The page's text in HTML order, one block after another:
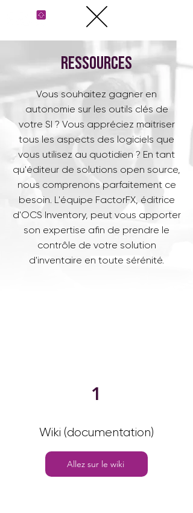
ressources
Vous souhaitez gagner en
autonomie sur les outils clés de
votre SI ? Vous appréciez maitriser
tous les aspects des logiciels que
vous utilisez au quotidien ? En tant
qu'éditeur de solutions open source,
nous comprenons parfaitement ce
besoin. L'équipe FactorFX, éditrice
d'OCS Inventory, peut vous apporter
son expertise afin de prendre le
contrôle de votre solution
d'inventaire en toute sérénité.
1
Wiki (documentation)
Allez sur le wiki